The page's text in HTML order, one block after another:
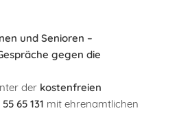
und Senioren –
gegen die
der kostenfreien
65 131 mit ehrenamtlichen